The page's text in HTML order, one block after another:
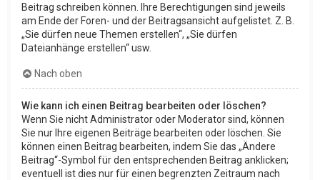
Beitrag schreiben können. Ihre Berechtigungen sind jeweils
am Ende der Foren- und der Beitragsansicht aufgelistet. Z. B.
„Sie dürfen neue Themen erstellen“, „Sie dürfen
Dateianhänge erstellen“ usw.
Nach oben
Wie kann ich einen Beitrag bearbeiten oder löschen?
Wenn Sie nicht Administrator oder Moderator sind, können
Sie nur Ihre eigenen Beiträge bearbeiten oder löschen. Sie
können einen Beitrag bearbeiten, indem Sie das „Ändere
Beitrag“-Symbol für den entsprechenden Beitrag anklicken;
eventuell ist dies nur für einen begrenzten Zeitraum nach